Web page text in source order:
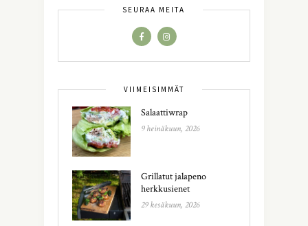
SEURAA MEITÄ
VIIMEISIMMÄT
Salaattiwrap
9 heinäkuun, 2026
Grillatut jalapeno
herkkusienet
29 kesäkuun, 2026